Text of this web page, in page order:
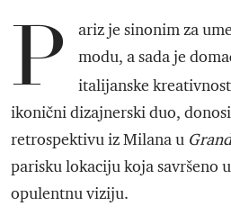
P
ariz je sinonim za
modu, a sada je
italijanske
ikonični dizajnerski duo,
retrospektivu iz Milana u
parisku lokaciju koja savršeno
opulentnu viziju.